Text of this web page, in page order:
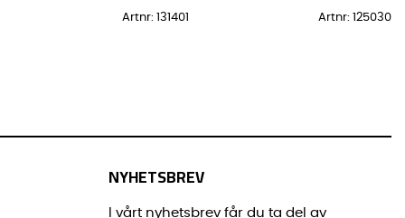
Artnr: 131401 Artnr: 125030
NYHETSBREV
I vårt nyhetsbrev får du ta del av